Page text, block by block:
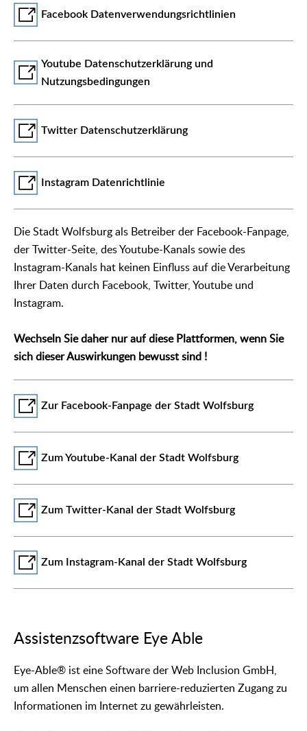
Facebook Datenverwendungsrichtlinien
Youtube Datenschutzerklärung und
Nutzungsbedingungen
Twitter Datenschutzerklärung
Instagram Datenrichtlinie
Die Stadt Wolfsburg als Betreiber der Facebook-Fanpage,
der Twitter-Seite, des Youtube-Kanals sowie des
Instagram-Kanals hat keinen Einfluss auf die Verarbeitung
Ihrer Daten durch Facebook, Twitter, Youtube und
Instagram.
Wechseln Sie daher nur auf diese Plattformen, wenn Sie
sich dieser Auswirkungen bewusst sind !
Zur Facebook-Fanpage der Stadt Wolfsburg
Zum Youtube-Kanal der Stadt Wolfsburg
Zum Twitter-Kanal der Stadt Wolfsburg
Zum Instagram-Kanal der Stadt Wolfsburg
Assistenzsoftware Eye Able
Eye-Able® ist eine Software der Web Inclusion GmbH,
um allen Menschen einen barriere-reduzierten Zugang zu
Informationen im Internet zu gewährleisten.